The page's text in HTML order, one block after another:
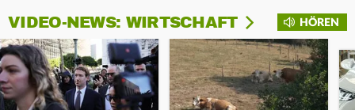
HÖREN
VIDEO-NEWS: WIRTSCHAFT